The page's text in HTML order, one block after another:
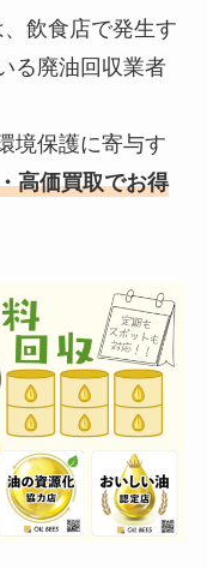
飲食店で発生す
る廃油回収業者
境保護に寄与す
高価買取でお得